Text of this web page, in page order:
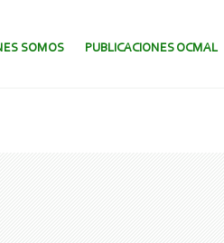
SOMOS PUBLICACIONES OCMAL